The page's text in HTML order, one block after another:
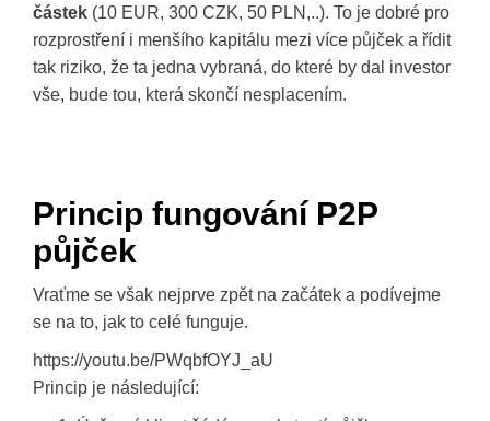
částek (10 EUR, 300 CZK, 50 PLN,..). To je dobré pro
rozprostření i menšího kapitálu mezi více půjček a řídit
tak riziko, že ta jedna vybraná, do které by dal investor
vše, bude tou, která skončí nesplacením.
Princip fungování P2P
půjček
Vraťme se však nejprve zpět na začátek a podívejme
se na to, jak to celé funguje.
https://youtu.be/PWqbfOYJ_aU
Princip je následující: